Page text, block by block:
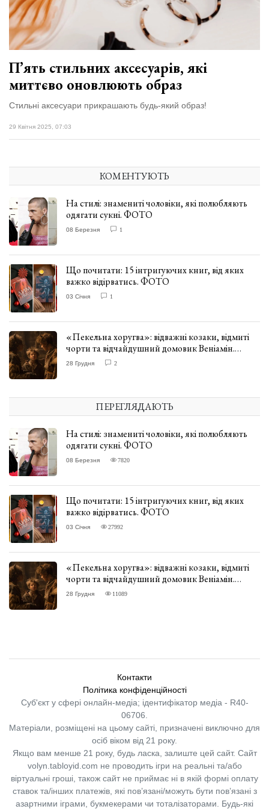
VolWe...
Персона
Лайф
Афіша
П’ять стильних аксесуарів, які
миттєво оновлюють образ
Стильні аксесуари прикрашають будь-який образ!
29 Квітня 2025, 07:03
КОМЕНТУЮТЬ
На стилі: знамениті чоловіки, які полюбляють
одягати сукні. ФОТО
08 Березня 1
Що почитати: 15 інтригуючих книг, від яких
важко відірватись. ФОТО
03 Січня 1
«Пекельна хоругва»: відважні козаки, відмиті
чорти та відчайдушний домовик Веніамін.
ВІДГУК
28 Грудня 2
ПЕРЕГЛЯДАЮТЬ
На стилі: знамениті чоловіки, які полюбляють
одягати сукні. ФОТО
08 Березня 7820
Що почитати: 15 інтригуючих книг, від яких
важко відірватись. ФОТО
03 Січня 27992
«Пекельна хоругва»: відважні козаки, відмиті
чорти та відчайдушний домовик Веніамін.
ВІДГУК
28 Грудня 11089
Контакти
Політика конфіденційності
Суб'єкт у сфері онлайн-медіа; ідентифікатор медіа - R40-
06706.
Матеріали, розміщені на цьому сайті, призначені виключно для
осіб віком від 21 року.
Якщо вам менше 21 року, будь ласка, залиште цей сайт. Сайт
volyn.tabloyid.com не проводить ігри на реальні та/або
віртуальні гроші, також сайт не приймає ні в якій формі оплату
ставок та/інших платежів, які пов’язані/можуть бути пов’язані з
азартними іграми, букмекерами чи тоталізаторами. Будь-які